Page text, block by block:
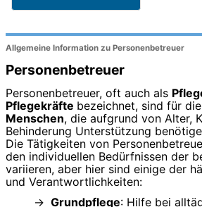
Allgemeine Information zu Personenbetreuer
Personenbetreuer
Personenbetreuer, oft auch als
Pflegekräfte bezeichnet, sind für die
Menschen, die aufgrund von Alter,
Behinderung Unterstützung
Die Tätigkeiten von
den individuellen Bedürfnissen der
variieren, aber hier sind einige der
und Verantwortlichkeiten:
Grundpflege: Hilfe bei